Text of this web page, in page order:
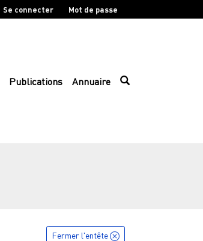
Se connecter Mot de passe
Publications Annuaire
Fermer l'entête